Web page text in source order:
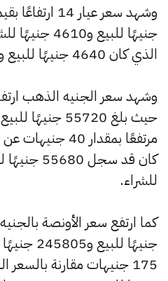
جنيهًا للبيع
الذي كان 4640 جنيهًا للبيع و4605 جنيهًا للشراء.
وشهد سعر الجنيه الذهب
مرتفعًا بمقدار
للشراء.
جنيهًا